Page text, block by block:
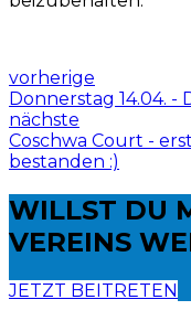
vorherige
Donnerstag 14.04. -
nächste
Coschwa Court -
bestanden :)
WILLST DU
VEREINS
JETZT BEITRETEN